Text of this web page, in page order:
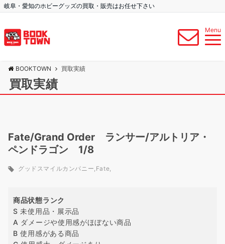
岐阜・愛知のホビーグッズの買取・販売はお任せ下さい
Menu
BOOKTOWN 買取実績
買取実績
Fate/Grand Order ランサー/アルトリア・
ペンドラゴン 1/8
グッドスマイルカンパニー Fate
商品状態ランク
S 未使用品・展示品
A ダメージや使用感がほぼない商品
B 使用感がある商品